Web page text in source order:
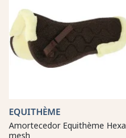
EQUITHÈME
Amortecedor Equithème Hexa
mesh